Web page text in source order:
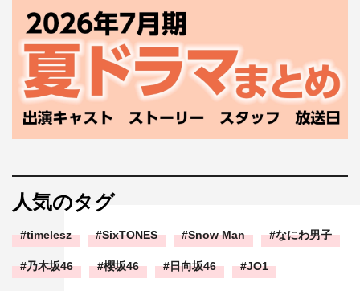
人気のタグ
timelesz SixTONES Snow Man なにわ男子
乃木坂46 櫻坂46 日向坂46 JO1